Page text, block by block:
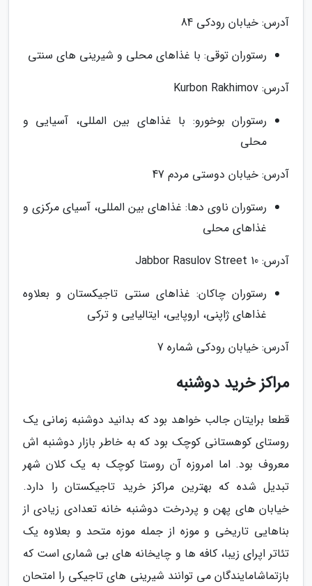
آدرس: خیابان رودکی 84
رستوران توقی: با غذاهای محلی و شیرینی های سنتی
آدرس: Kurbon Rakhimov
رستوران بوخورو: با غذاهای بین المللی، آسیایی و
محلی
آدرس: خیابان دوستی مردم 47
رستوران ناوی دها: غذاهای بین المللی، آسیای مرکزی و
غذاهای محلی
آدرس: Jabbor Rasulov Street 10
رستوران چاکان: غذاهای سنتی تاجیکستان و بعلاوه
غذاهای ژاپنی، اروپایی، ایتالیایی و ترکی
آدرس: خیابان رودکی شماره 7
مراکز خرید دوشنبه
قطعا برایتان جالب خواهد بود که بدانید دوشنبه زمانی یک
روستای کوهستانی کوچک بود که به خاطر بازار دوشنبه اش
معروف بود. اما امروزه آن روستا کوچک به یک کلان شهر
تبدیل شده که بهترین مراکز خرید تاجیکستان را دارد.
خیابان های پهن و پردرخت دوشنبه خانه تعدادی زیادی از
بناهایی تاریخی و موزه از جمله موزه متحد و بعلاوه یک
تئاتر اپرای زیبا، کافه ها و چایخانه های بی شماری است که
بازتماشامایندگان می توانند شیرینی های تاجیکی را امتحان